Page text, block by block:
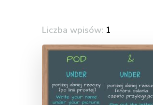
Liczba wpisów: 1